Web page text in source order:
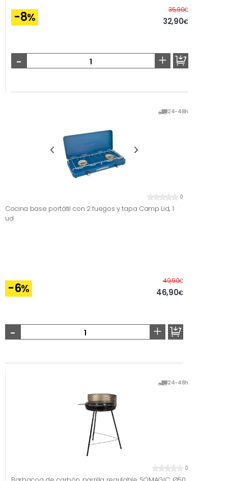
-8%
35,90€Before
32,90€
- +
24-48h
0
Cocina base portátil con 2 fuegos y tapa Camp Lid, 1
ud
-6%
49,90€Before
46,90€
- +
24-48h
0